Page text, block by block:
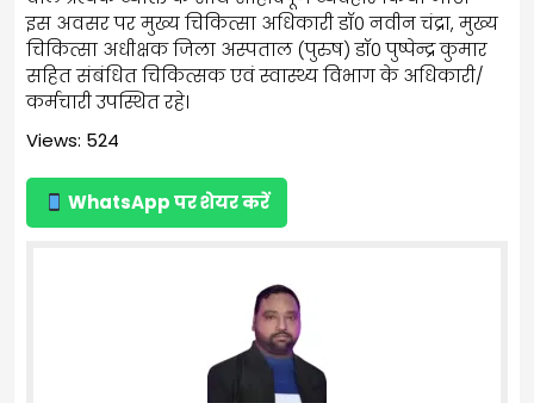
इस अवसर पर मुख्य चिकित्सा अधिकारी डॉ0 नवीन चंद्रा, मुख्य
चिकित्सा अधीक्षक जिला अस्पताल (पुरुष) डॉ0 पुष्पेन्द्र कुमार
सहित संबंधित चिकित्सक एवं स्वास्थ्य विभाग के अधिकारी/
कर्मचारी उपस्थित रहे।
Views: 524
WhatsApp पर शेयर करें